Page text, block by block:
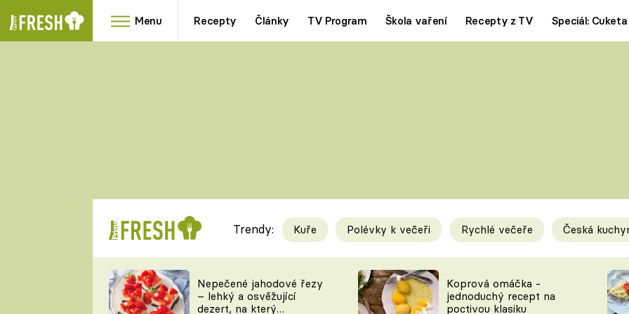
Menu Recepty Články TV Program Škola vaření Recepty z TV Speciál: Cuketa
RYCHLOVKY
Videorecepty
TEĎ VAŘÍ ŠÉF!
Tipy a triky
KAM ZA JÍDLEM
Trendy: Kuře Polévky k večeři Rychlé večeře Česká
Nepečené jahodové řezy
– lehký a osvěžující
dezert, na který
Koprová omáčka -
jednoduchý recept na
poctivou klasiku